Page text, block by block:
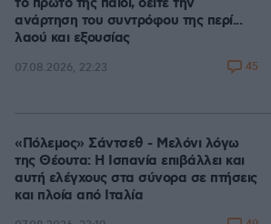
το πρώτο της παιδί, δείτε την
ανάρτηση του συντρόφου της περί...
λαού και εξουσίας
07.08.2026, 22:23 45
«Πόλεμος» Σάντσεθ - Μελόνι λόγω
της Θέουτα: Η Ισπανία επιβάλλει και
αυτή ελέγχους στα σύνορα σε πτήσεις
και πλοία από Ιταλία